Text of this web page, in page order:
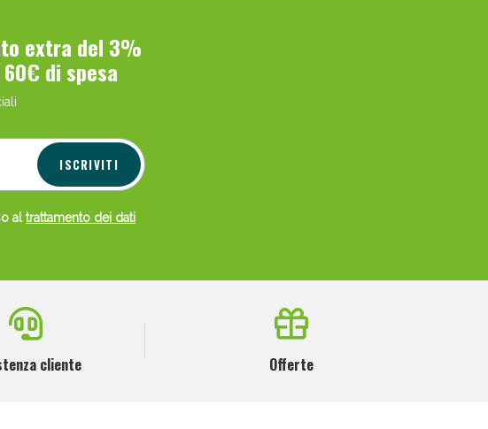
extra del 3%
di spesa
ISCRIVITI
al trattamento dei dati
cliente Offerte